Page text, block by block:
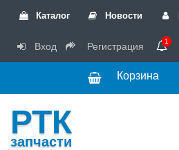
Каталог Новости
Вход Регистрация 1
Корзина
РТК
запчасти